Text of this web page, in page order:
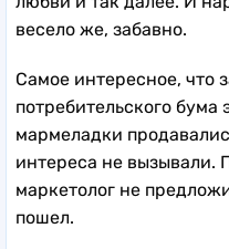
весело же, забавно.
Самое интересное, что
потребительского
мармеладки
интереса не вызывали.
маркетолог не
пошел.